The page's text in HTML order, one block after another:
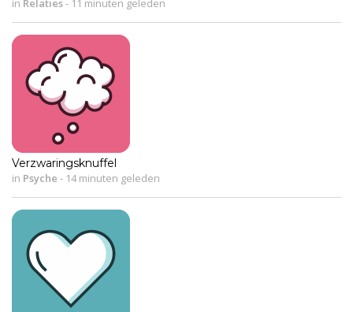
in Relaties- 11 minuten geleden
Verzwaringsknuffel
in Psyche - 14 minuten geleden